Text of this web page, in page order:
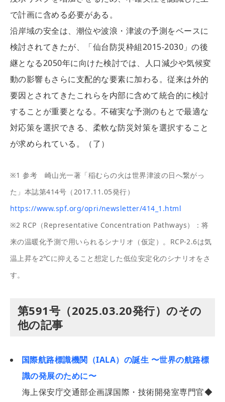
で計画に含める必要がある。
沿岸域の安全は、潮位や波浪・津波の予測をベースに
検討されてきたが、「仙台防災枠組2015-2030」の後
継となる2050年に向けた検討では、人口減少や気候変
動の影響もさらに支配的な要素に加わる。従来は外的
要因とされてきたこれらを内部に含めて統合的に検討
することが重要となる。不確実な予測のもとで最適な
対応策を選択できる、柔軟な防災対策を選択すること
が求められている。（了）
※1 参考 崎山光一著「稲むらの火は世界津波の日へ繋がっ
た」本誌第414号（2017.11.05発行）
https://www.spf.org/opri/newsletter/414_1.html
※2 RCP（Representative Concentration Pathways）：将
来の温暖化予測で用いられるシナリオ（仮定）。RCP-2.6は気
温上昇を2℃に抑えること想定した低位安定化のシナリオをさ
す。
第591号（2025.03.20発行）のその
他の記事
国際航路標識機関（IALA）の誕生 〜世界の航路標
識の発展のために〜
海上保安庁交通部企画課国際・技術開発室専門官◆